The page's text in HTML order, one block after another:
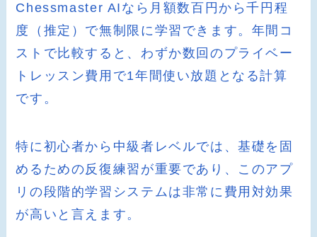
Chessmaster AIなら月額数百円から千円程
度（推定）で無制限に学習できます。年間コ
ストで比較すると、わずか数回のプライベー
トレッスン費用で1年間使い放題となる計算
です。
特に初心者から中級者レベルでは、基礎を固
めるための反復練習が重要であり、このアプ
リの段階的学習システムは非常に費用対効果
が高いと言えます。